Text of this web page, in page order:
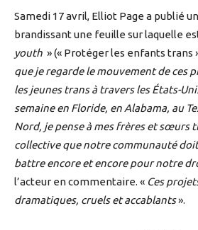
Samedi 17 avril, Elliot Page a publié
brandissant une feuille sur laquelle
youth » (« Protéger les enfants trans
que je regarde le mouvement de ces
les jeunes trans à travers les États-
semaine en Floride, en Alabama, au
Nord, je pense à mes frères et sœurs
collective que notre communauté
battre encore et encore pour notre
l’acteur en commentaire. « Ces
dramatiques, cruels et accablants».